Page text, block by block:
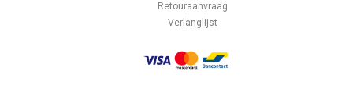
Retouraanvraag
Verlanglijst